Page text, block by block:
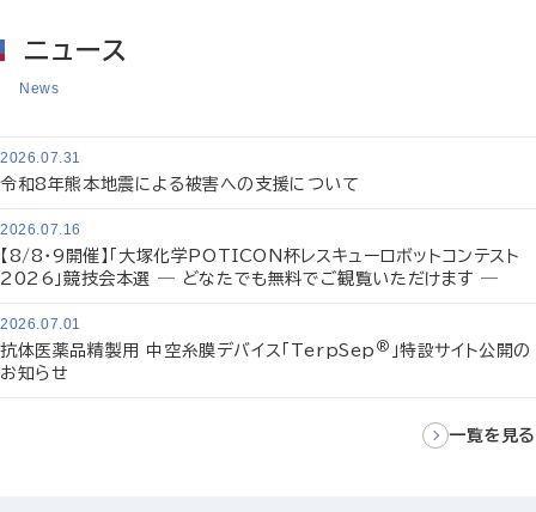
ニュース
News
2026.07.31
令和8年熊本地震による被害への支援について
2026.07.16
【8/8・9開催】「大塚化学POTICON杯レスキューロボットコンテスト
2026」競技会本選 ― どなたでも無料でご観覧いただけます ―
2026.07.01
抗体医薬品精製用 中空糸膜デバイス「TerpSep ® 」特設サイト公開の
お知らせ
一覧を見る